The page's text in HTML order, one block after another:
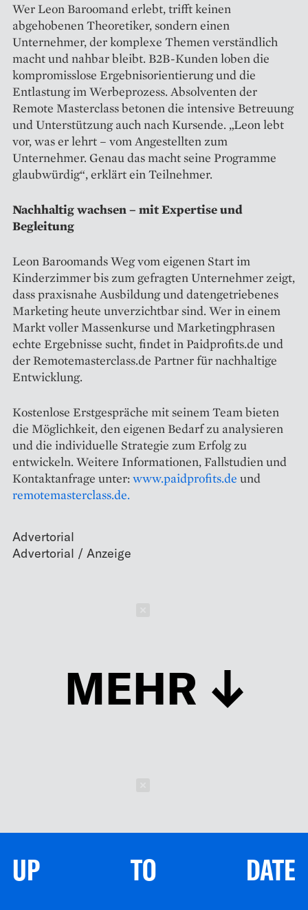
Wer Leon Baroomand erlebt, trifft keinen
abgehobenen Theoretiker, sondern einen
Unternehmer, der komplexe Themen verständlich
macht und nahbar bleibt. B2B-Kunden loben die
kompromisslose Ergebnisorientierung und die
Entlastung im Werbeprozess. Absolventen der
Remote Masterclass betonen die intensive Betreuung
und Unterstützung auch nach Kursende. „Leon lebt
vor, was er lehrt – vom Angestellten zum
Unternehmer. Genau das macht seine Programme
glaubwürdig“, erklärt ein Teilnehmer.
Nachhaltig wachsen – mit Expertise und
Begleitung
Leon Baroomands Weg vom eigenen Start im
Kinderzimmer bis zum gefragten Unternehmer zeigt,
dass praxisnahe Ausbildung und datengetriebenes
Marketing heute unverzichtbar sind. Wer in einem
Markt voller Massenkurse und Marketingphrasen
echte Ergebnisse sucht, findet in Paidprofits.de und
der Remotemasterclass.de Partner für nachhaltige
Entwicklung.
Kostenlose Erstgespräche mit seinem Team bieten
die Möglichkeit, den eigenen Bedarf zu analysieren
und die individuelle Strategie zum Erfolg zu
entwickeln. Weitere Informationen, Fallstudien und
Kontaktanfrage unter:www.paidprofits.de und
remotemasterclass.de.
Advertorial
MEHR
UP TO DATE